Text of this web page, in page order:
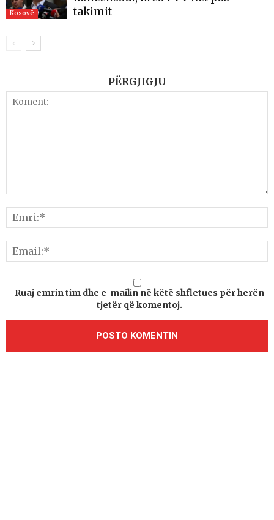
Kosovë
takimit
PËRGJIGJU
Ruaj emrin tim dhe e-mailin në këtë shfletues për herën
tjetër që komentoj.